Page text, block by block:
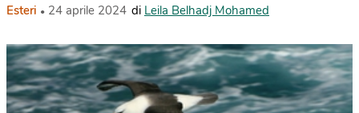
Esteri 24 aprile 2024 di Leila Belhadj Mohamed